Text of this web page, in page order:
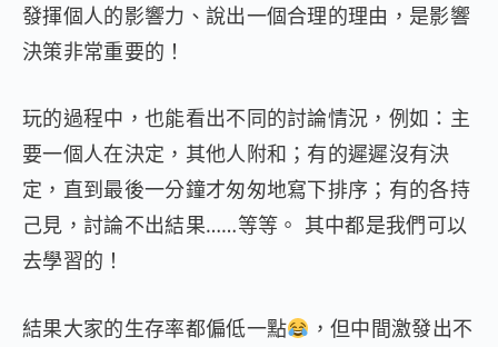
發揮個人的影響力、說出一個合理的理由，是影響
決策非常重要的！
玩的過程中，也能看出不同的討論情況，例如：主
要一個人在決定，其他人附和；有的遲遲沒有決
定，直到最後一分鐘才匆匆地寫下排序；有的各持
己見，討論不出結果……等等。 其中都是我們可以
去學習的！
結果大家的生存率都偏低一點
，但中間激發出不